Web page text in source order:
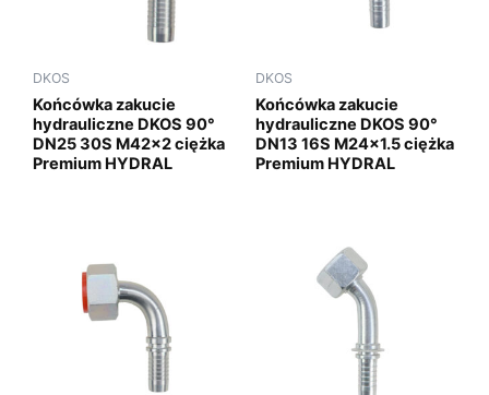
DKOS
Końcówka zakucie
hydrauliczne DKOS 90°
DN25 30S M42x2 ciężka
Premium HYDRAL
DKOS
Końcówka zakucie
hydrauliczne DKOS 90°
DN13 16S M24x1.5 ciężka
Premium HYDRAL